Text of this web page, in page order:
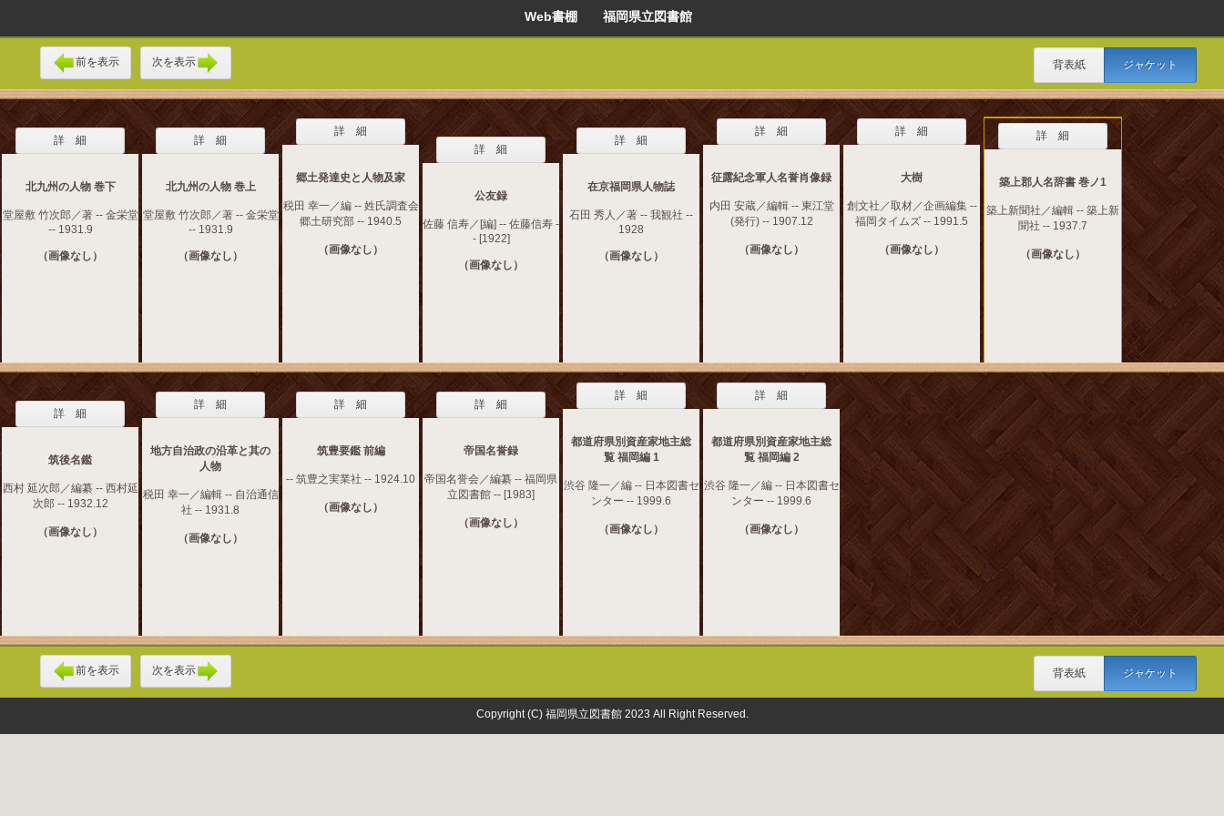
Web書棚 福岡県立図書館
前を表示 次を表示 背表紙 ジャケット
詳 細
北九州の人物 巻下
堂屋敷 竹次郎／著 -- 金栄堂
-- 1931.9
（画像なし）
詳 細
北九州の人物 巻上
堂屋敷 竹次郎／著 -- 金栄堂
-- 1931.9
（画像なし）
詳 細
郷土発達史と人物及家
税田 幸一／編 -- 姓氏調査会
郷土研究部 -- 1940.5
（画像なし）
詳 細
公友録
佐藤 信寿／[編] -- 佐藤信寿 -
- [1922]
（画像なし）
詳 細
在京福岡県人物誌
石田 秀人／著 -- 我観社 --
1928
（画像なし）
詳 細
征露紀念軍人名誉肖像録
内田 安蔵／編輯 -- 東江堂
(発行) -- 1907.12
（画像なし）
詳 細
大樹
創文社／取材／企画編集 --
福岡タイムズ -- 1991.5
（画像なし）
詳 細
築上郡人名辞書 巻ノ1
築上新聞社／編輯 -- 築上新
聞社 -- 1937.7
（画像なし）
詳 細
筑後名鑑
西村 延次郎／編纂 -- 西村延
次郎 -- 1932.12
（画像なし）
詳 細
地方自治政の沿革と其の
人物
税田 幸一／編輯 -- 自治通信
社 -- 1931.8
（画像なし）
詳 細
筑豊要鑑 前編
-- 筑豊之実業社 -- 1924.10
（画像なし）
詳 細
帝国名誉録
帝国名誉会／編纂 -- 福岡県
立図書館 -- [1983]
（画像なし）
詳 細
都道府県別資産家地主総
覧 福岡編 1
渋谷 隆一／編 -- 日本図書セ
ンター -- 1999.6
（画像なし）
詳 細
都道府県別資産家地主総
覧 福岡編 2
渋谷 隆一／編 -- 日本図書セ
ンター -- 1999.6
（画像なし）
前を表示 次を表示 背表紙 ジャケット
Copyright (C) 福岡県立図書館 2023 All Right Reserved.